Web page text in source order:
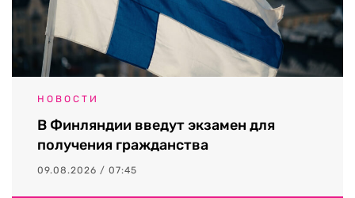
НОВОСТИ
В Финляндии введут экзамен для
получения гражданства
09.08.2026 / 07:45